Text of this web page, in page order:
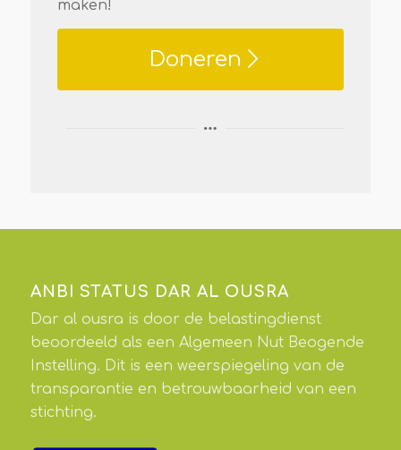
maken!
Doneren
ANBI STATUS DAR AL OUSRA
Dar al ousra is door de belastingdienst
beoordeeld als een Algemeen Nut Beogende
Instelling. Dit is een weerspiegeling van de
transparantie en betrouwbaarheid van een
stichting.